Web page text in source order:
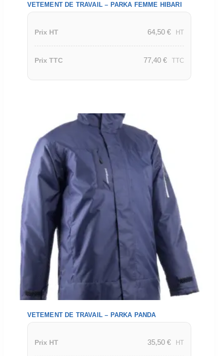
VETEMENT DE TRAVAIL – PARKA FEMME HIBARI
Prix HT 64,50 € HT
Prix TTC 77,40 € TTC
VETEMENT DE TRAVAIL – PARKA PANDA
Prix HT 35,50 € HT